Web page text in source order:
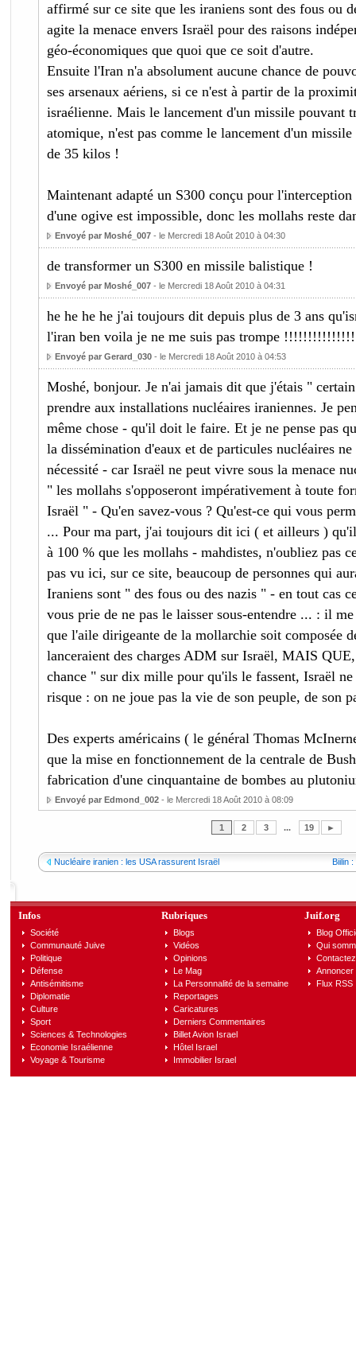
affirmé sur ce site que les iraniens sont des fous ou
agite la menace envers Israël pour des raisons
géo-économiques que quoi que ce soit d'autre.
Ensuite l'Iran n'a absolument aucune chance de
ses arsenaux aériens, si ce n'est à partir de la
israélienne. Mais le lancement d'un missile pouvant
atomique, n'est pas comme le lancement d'un
de 35 kilos !
Maintenant adapté un S300 conçu pour
d'une ogive est impossible, donc les mollahs reste
Envoyé par Moshé_007- le Mercredi 18 Août 2010 à 04:30
de transformer un S300 en missile balistique !
Envoyé par Moshé_007- le Mercredi 18 Août 2010 à 04:31
he he he he j'ai toujours dit depuis plus de 3 ans
l'iran ben voila je ne me suis pas trompe
Envoyé par Gerard_030- le Mercredi 18 Août 2010 à 04:53
Moshé, bonjour. Je n'ai jamais dit que j'étais "
prendre aux installations nucléaires iraniennes. Je
même chose - qu'il doit le faire. Et je ne pense pas
la dissémination d'eaux et de particules nucléaires
nécessité - car Israël ne peut vivre sous la menace
" les mollahs s'opposeront impérativement à toute
Israël " - Qu'en savez-vous ? Qu'est-ce qui vous
... Pour ma part, j'ai toujours dit ici ( et ailleurs )
à 100 % que les mollahs - mahdistes, n'oubliez pas
pas vu ici, sur ce site, beaucoup de personnes qui
Iraniens sont " des fous ou des nazis " - en tout cas
vous prie de ne pas le laisser sous-entendre ... : il
que l'aile dirigeante de la mollarchie soit composée
lanceraient des charges ADM sur Israël, MAIS
chance " sur dix mille pour qu'ils le fassent, Israël ne
risque : on ne joue pas la vie de son peuple, de son
Des experts américains ( le général Thomas
que la mise en fonctionnement de la centrale de
fabrication d'une cinquantaine de bombes au
Envoyé par Edmond_002- le Mercredi 18 Août 2010 à 08:09
1 2 3 ... 19 ►
Nucléaire iranien : les USA rassurent Israël Biilin
Infos
Société
Communauté Juive
Politique
Défense
Antisémitisme
Diplomatie
Culture
Sport
Sciences & Technologies
Economie Israélienne
Voyage & Tourisme
Rubriques
Blogs
Vidéos
Opinions
Le Mag
La Personnalité de la semaine
Reportages
Caricatures
Derniers Commentaires
Billet Avion Israel
Hôtel Israel
Immobilier Israel
Juif.org
Blog
Qui
Annoncer
Flux RSS